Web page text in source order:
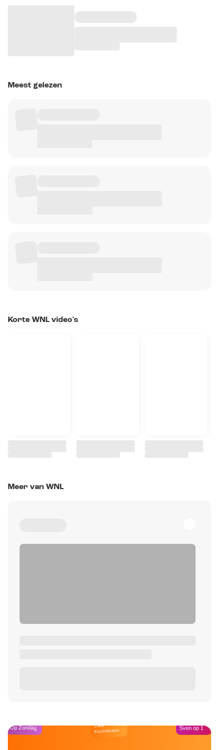
Meest gelezen
Korte WNL video's
Meer van WNL
Op Zondag Café
Kockelmann Sven op 1